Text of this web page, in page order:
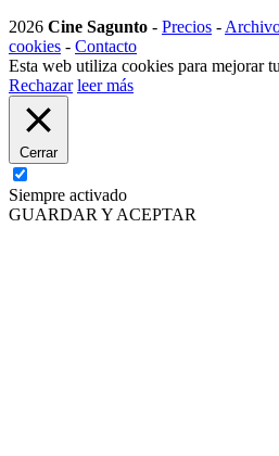
2026 Cine Sagunto - Precios -
cookies - Contacto
Esta web utiliza cookies para mejorar
Rechazar leer más
Cerrar
Siempre activado
GUARDAR Y ACEPTAR